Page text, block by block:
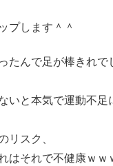
プします＾＾
たんで足が棒きれで
いと本気で運動不足
リスク、
はそれで不健康ｗｗ